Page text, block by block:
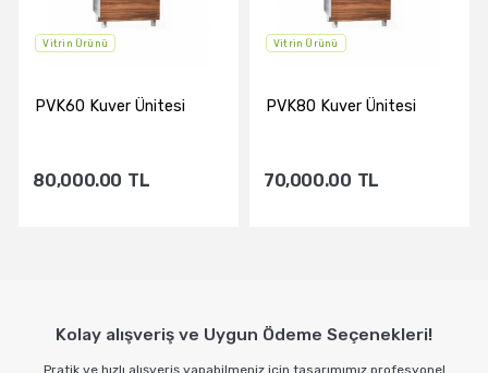
Vitrin Ürünü
PVK60 Kuver Ünitesi
80,000.00 TL
Vitrin Ürünü
PVK80 Kuver Ünitesi
70,000.00 TL
Kolay alışveriş ve Uygun Ödeme Seçenekleri!
Pratik ve hızlı alışveriş yapabilmeniz için tasarımımız profesyonel